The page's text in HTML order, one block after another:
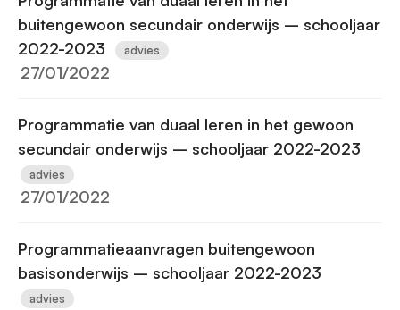
buitengewoon secundair onderwijs – schooljaar
2022-2023
advies
27/01/2022
Programmatie van duaal leren in het gewoon
secundair onderwijs – schooljaar 2022-2023
advies
27/01/2022
Programmatieaanvragen buitengewoon
basisonderwijs – schooljaar 2022-2023
advies